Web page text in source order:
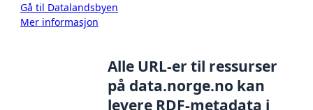
Gå til Datalandsbyen
Mer informasjon
Alle URL-er til ressurser
på data.norge.no kan
levere RDF-metadata i